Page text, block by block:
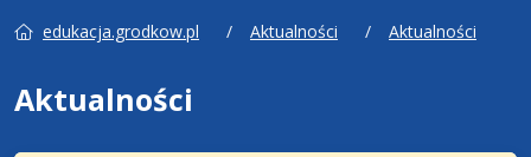
edukacja.grodkow.pl Aktualności Aktualności
Aktualności